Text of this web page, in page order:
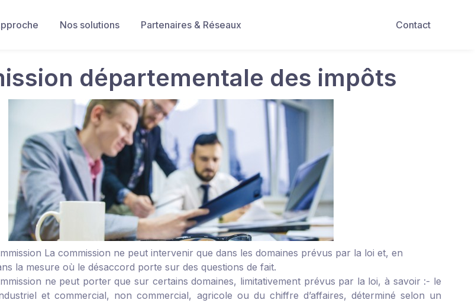
Contact
Nos solutions Partenaires & Réseaux
départementale des impôts
La commission ne peut intervenir que dans les domaines prévus par la loi et, en
la mesure où le désaccord porte sur des questions de fait.
ne peut porter que sur certains domaines, limitativement prévus par la loi, à savoir :- le
et commercial, non commercial, agricole ou du chiffre d’affaires, déterminé selon un